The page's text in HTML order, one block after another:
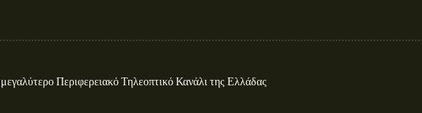
Περιφερειακό Τηλεοπτικό Κανάλι της Ελλάδας